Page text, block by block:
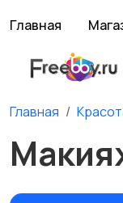
Главная
Главная